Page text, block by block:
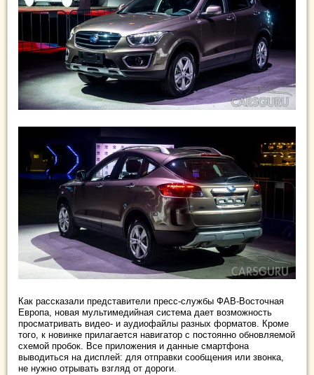
Как рассказали представители пресс-службы ФАВ-Восточная
Европа, новая мультимедийная система дает возможность
просматривать видео- и аудиофайлы разных форматов. Кроме
того, к новинке прилагается навигатор с постоянно обновляемой
схемой пробок. Все приложения и данные смартфона
выводиться на дисплей: для отправки сообщения или звонка,
не нужно отрывать взгляд от дороги.